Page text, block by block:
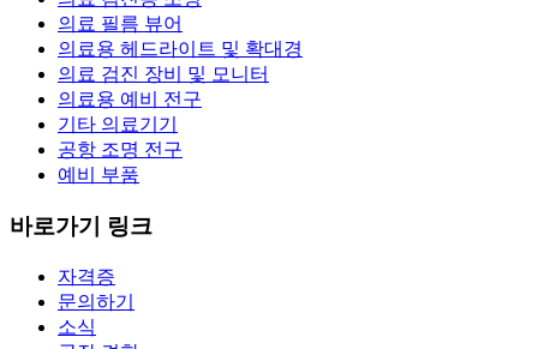
의료 필름 뷰어
의료용 헤드라이트 및 확대경
의료 검진 장비 및 모니터
의료용 예비 전구
기타 의료기기
공항 조명 전구
예비 부품
바로가기 링크
자격증
문의하기
소식